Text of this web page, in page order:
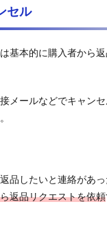
セル
基本的に購入者から
メールなどでキャン
品したいと連絡があっ
返品リクエストを依頼